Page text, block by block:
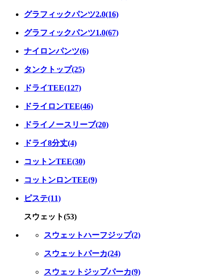
グラフィックパンツ2.0(16)
グラフィックパンツ1.0(67)
ナイロンパンツ(6)
タンクトップ(25)
ドライTEE(127)
ドライロンTEE(46)
ドライノースリーブ(20)
ドライ8分丈(4)
コットンTEE(30)
コットンロンTEE(9)
ピステ(11)
スウェット(53)
スウェットハーフジップ(2)
スウェットパーカ(24)
スウェットジップパーカ(9)